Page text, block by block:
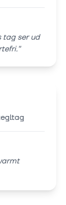
tag ser ud
"